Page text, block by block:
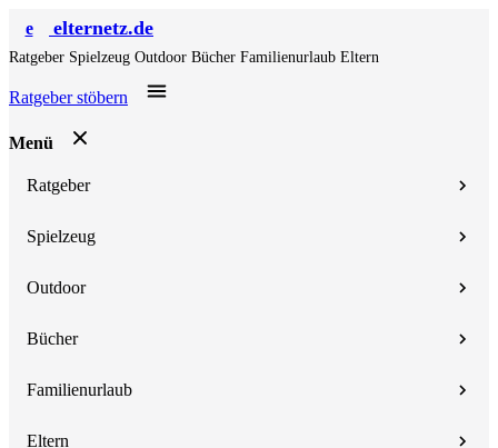
e elternetz.de
Ratgeber Spielzeug Outdoor Bücher Familienurlaub Eltern
Ratgeber stöbern
Menü
Ratgeber
Spielzeug
Outdoor
Bücher
Familienurlaub
Eltern